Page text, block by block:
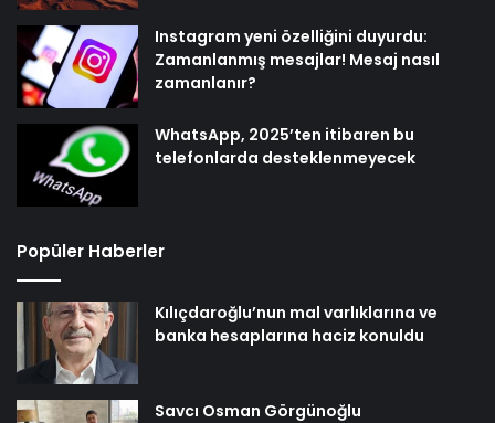
Instagram yeni özelliğini duyurdu:
Zamanlanmış mesajlar! Mesaj nasıl
zamanlanır?
WhatsApp, 2025’ten itibaren bu
telefonlarda desteklenmeyecek
Popüler Haberler
Kılıçdaroğlu’nun mal varlıklarına ve
banka hesaplarına haciz konuldu
Savcı Osman Görgünoğlu